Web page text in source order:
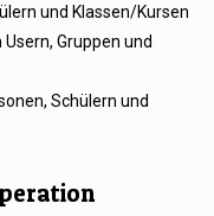
und Klassen/Kursen
Gruppen und
Schülern und